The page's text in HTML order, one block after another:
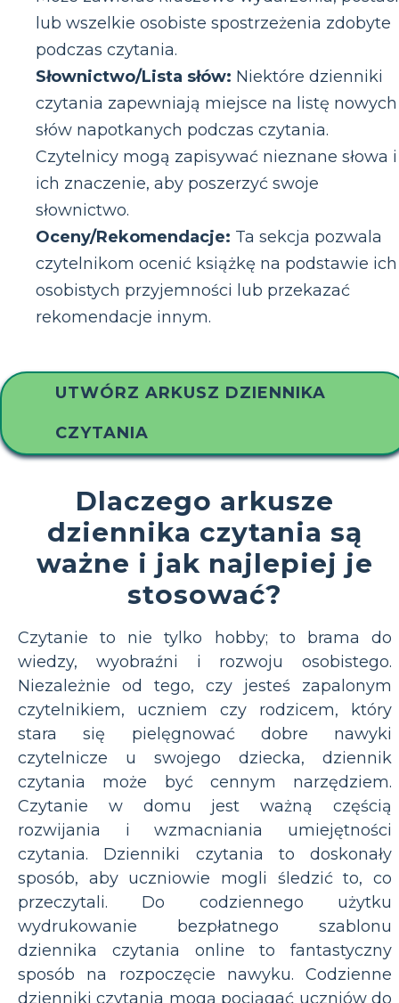
lub wszelkie osobiste spostrzeżenia zdobyte
podczas czytania.
Słownictwo/Lista słów: Niektóre dzienniki
czytania zapewniają miejsce na listę nowych
słów napotkanych podczas czytania.
Czytelnicy mogą zapisywać nieznane słowa i
ich znaczenie, aby poszerzyć swoje
słownictwo.
Oceny/Rekomendacje: Ta sekcja pozwala
czytelnikom ocenić książkę na podstawie ich
osobistych przyjemności lub przekazać
rekomendacje innym.
UTWÓRZ ARKUSZ DZIENNIKA
CZYTANIA
Dlaczego arkusze
dziennika czytania są
ważne i jak najlepiej je
stosować?
Czytanie to nie tylko hobby; to brama do
wiedzy, wyobraźni i rozwoju osobistego.
Niezależnie od tego, czy jesteś zapalonym
czytelnikiem, uczniem czy rodzicem, który
stara się pielęgnować dobre nawyki
czytelnicze u swojego dziecka, dziennik
czytania może być cennym narzędziem.
Czytanie w domu jest ważną częścią
rozwijania i wzmacniania umiejętności
czytania. Dzienniki czytania to doskonały
sposób, aby uczniowie mogli śledzić to, co
przeczytali. Do codziennego użytku
wydrukowanie bezpłatnego szablonu
dziennika czytania online to fantastyczny
sposób na rozpoczęcie nawyku. Codzienne
dzienniki czytania mogą pociągać uczniów do